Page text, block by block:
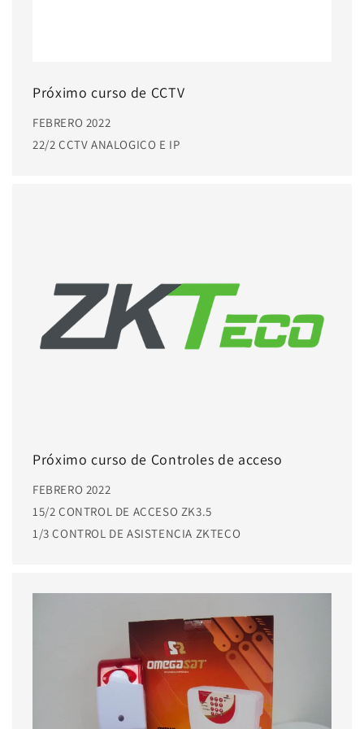
Próximo curso de CCTV
FEBRERO 2022
22/2 CCTV ANALOGICO E IP
Próximo curso de Controles de acceso
FEBRERO 2022
15/2 CONTROL DE ACCESO ZK3.5
1/3 CONTROL DE ASISTENCIA ZKTECO